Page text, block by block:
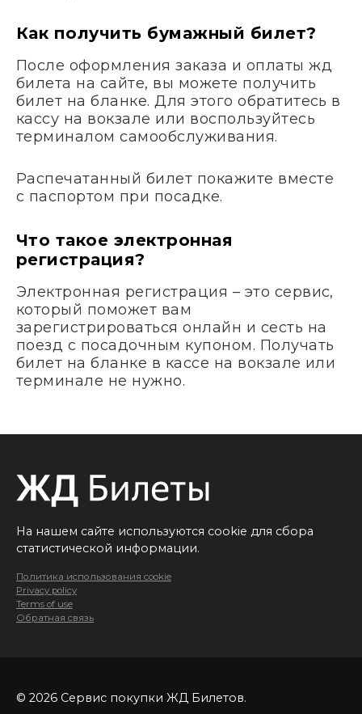
Как получить бумажный билет?
После оформления заказа и оплаты жд
билета на сайте, вы можете получить
билет на бланке. Для этого обратитесь в
кассу на вокзале или воспользуйтесь
терминалом самообслуживания.
Распечатанный билет покажите вместе
с паспортом при посадке.
Что такое электронная
регистрация?
Электронная регистрация – это сервис,
который поможет вам
зарегистрироваться онлайн и сесть на
поезд с посадочным купоном. Получать
билет на бланке в кассе на вокзале или
терминале не нужно.
На нашем сайте используются cookie для сбора
статистической информации.
Политика использования cookie
Privacy policy
Terms of use
Обратная связь
© 2026 Сервис покупки ЖД Билетов.